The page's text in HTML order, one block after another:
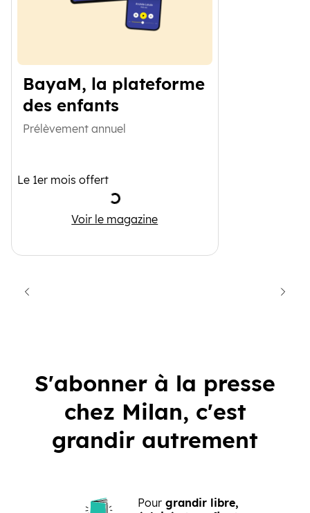
BayaM, la plateforme
des enfants
Prélèvement annuel
Le 1er mois offert
Chargement
Voir le magazineBayaM, la plateforme des enfants
S'abonner à la presse
chez Milan, c'est
grandir autrement
Pour grandir libre,